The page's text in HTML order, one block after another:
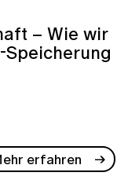
– Wie wir
erfahren